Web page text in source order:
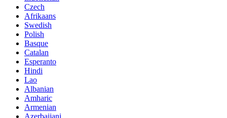
Czech
Afrikaans
Swedish
Polish
Basque
Catalan
Esperanto
Hindi
Lao
Albanian
Amharic
Armenian